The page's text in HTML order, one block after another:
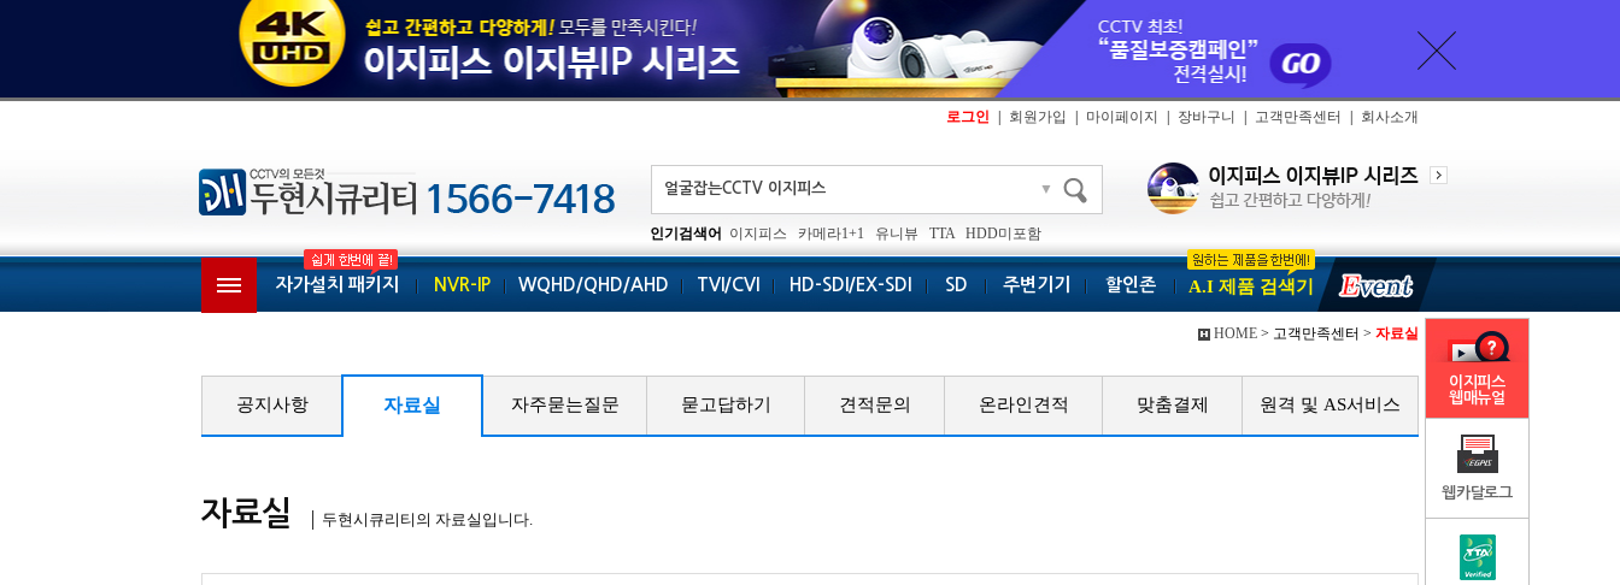
로그인 회원가입 마이페이지 장바구니 고객만족센터 회사소개
▼
인기검색어 이지피스 카메라1+1 유니뷰 TTA HDD미포함
자가설치 패키지 NVR-IP WQHD/QHD/AHD TVI/CVI HD-SDI/EX-SDI SD 주변기기 할인존 A.I 제품 검색기
HOME > 고객만족센터 > 자료실
공지사항 자료실 자주묻는질문 묻고답하기 견적문의 온라인견적 맞춤결제 원격 및 AS서비스
자료실 │ 두현시큐리티의 자료실입니다.
이지피스
웹매뉴얼
웹카달로그